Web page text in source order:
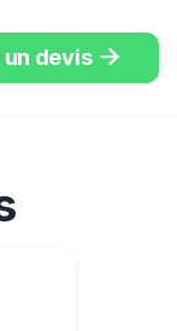
devis 